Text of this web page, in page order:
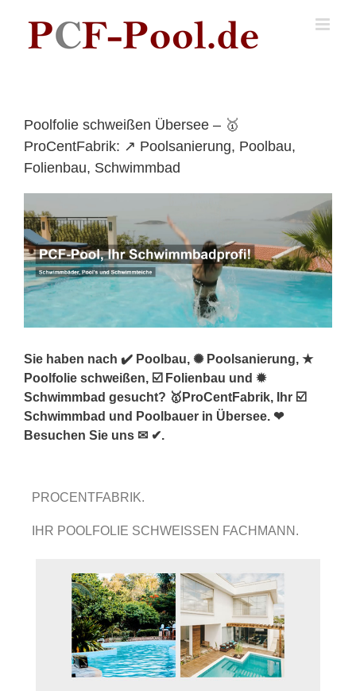
content
Poolfolie schweißen Übersee – 🥇
ProCentFabrik: ↗️ Poolsanierung, Poolbau,
Folienbau, Schwimmbad
Sie haben nach ✔️ Poolbau, ✺ Poolsanierung, ★
Poolfolie schweißen, ☑️ Folienbau und ✹
Schwimmbad gesucht? 🥇ProCentFabrik, Ihr ☑️
Schwimmbad und Poolbauer in Übersee. ❤
Besuchen Sie uns ✉ ✔.
PROCENTFABRIK.
IHR POOLFOLIE SCHWEISSEN FACHMANN.